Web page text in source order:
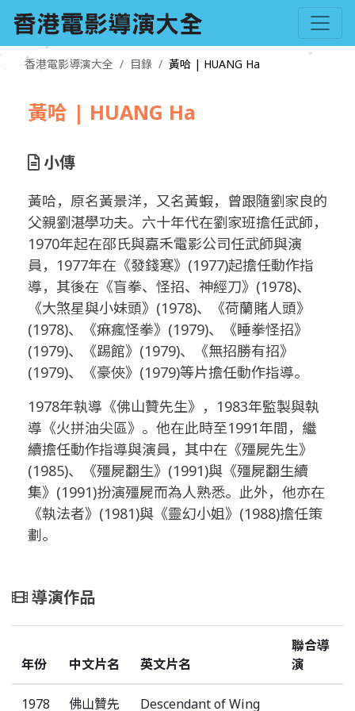
香港電影導演大全 目錄 黃哈 | HUANG Ha
黃哈 | HUANG Ha
小傳
黃哈，原名黃景洋，又名黃蝦，曾跟隨劉家良的
父親劉湛學功夫。六十年代在劉家班擔任武師，
1970年起在邵氏與嘉禾電影公司任武師與演
員，1977年在《發錢寒》(1977)起擔任動作指
導，其後在《盲拳、怪招、神經刀》(1978)、
《大煞星與小妹頭》(1978)、《荷蘭賭人頭》
(1978)、《痳瘋怪拳》(1979)、《睡拳怪招》
(1979)、《踢館》(1979)、《無招勝有招》
(1979)、《豪俠》(1979)等片擔任動作指導。
1978年執導《佛山贊先生》，1983年監製與執
導《火拼油尖區》。他在此時至1991年間，繼
續擔任動作指導與演員，其中在《殭屍先生》
(1985)、《殭屍翻生》(1991)與《殭屍翻生續
集》(1991)扮演殭屍而為人熟悉。此外，他亦在
《執法者》(1981)與《靈幻小姐》(1988)擔任策
劃。
導演作品
年份 中文片名 英文片名
聯合導
演
1978 佛山贊先 Descendant of Wing